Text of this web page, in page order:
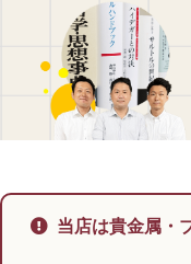
当店は貴金属・